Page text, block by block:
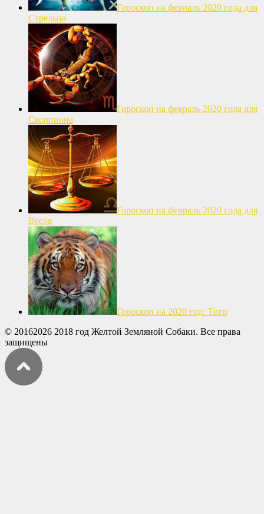
Гороскоп на февраль 2020 года для
Стрельца
Гороскоп на февраль 2020 года для
Скорпиона
Гороскоп на февраль 2020 года для
Весов
Гороскоп на 2020 год: Тигр
© 20162026 2018 год Желтой Земляной Собаки. Все права
защищены